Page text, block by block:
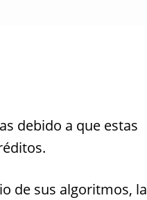
debido a que estas
de sus algoritmos, la